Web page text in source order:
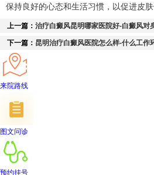
保持良好的心态和生活习惯，以促进皮肤
上一篇： 治疗白癜风昆明哪家医院好-白癜风对
下一篇： 昆明治疗白癜风医院怎么样-什么工作
来院路线
图文问诊
预约挂号